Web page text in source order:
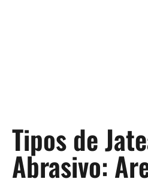
Tipos de
Abrasivo: